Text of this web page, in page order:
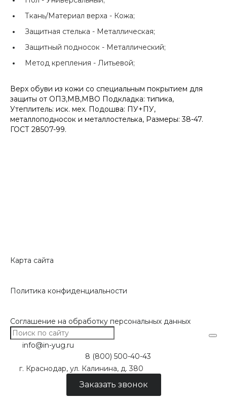
Ткань/Материал верха - Кожа;
Защитная стелька - Металлическая;
Защитный подносок - Металлический;
Метод крепления - Литьевой;
Верх обуви из кожи со специальным покрытием для
защиты от ОПЗ,МВ,МВО Подкладка: типика,
Утеплитель: иск. мех. Подошва: ПУ+ПУ,
металлоподносок и металлостелька, Размеры: 38-47.
ГОСТ 28507-99.
Карта сайта
Политика конфиденциальности
Соглашение на обработку персональных данных
info@in-yug.ru
8 (800) 500-40-43
г. Краснодар, ул. Калинина, д. 380
Заказать звонок